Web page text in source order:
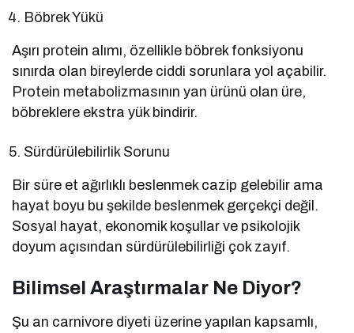
Böbrek Yükü
Aşırı protein alımı, özellikle böbrek fonksiyonu
sınırda olan bireylerde ciddi sorunlara yol açabilir.
Protein metabolizmasının yan ürünü olan üre,
böbreklere ekstra yük bindirir.
Sürdürülebilirlik Sorunu
Bir süre et ağırlıklı beslenmek cazip gelebilir ama
hayat boyu bu şekilde beslenmek gerçekçi değil.
Sosyal hayat, ekonomik koşullar ve psikolojik
doyum açısından sürdürülebilirliği çok zayıf.
Bilimsel Araştırmalar Ne Diyor?
Şu an carnivore diyeti üzerine yapılan kapsamlı,